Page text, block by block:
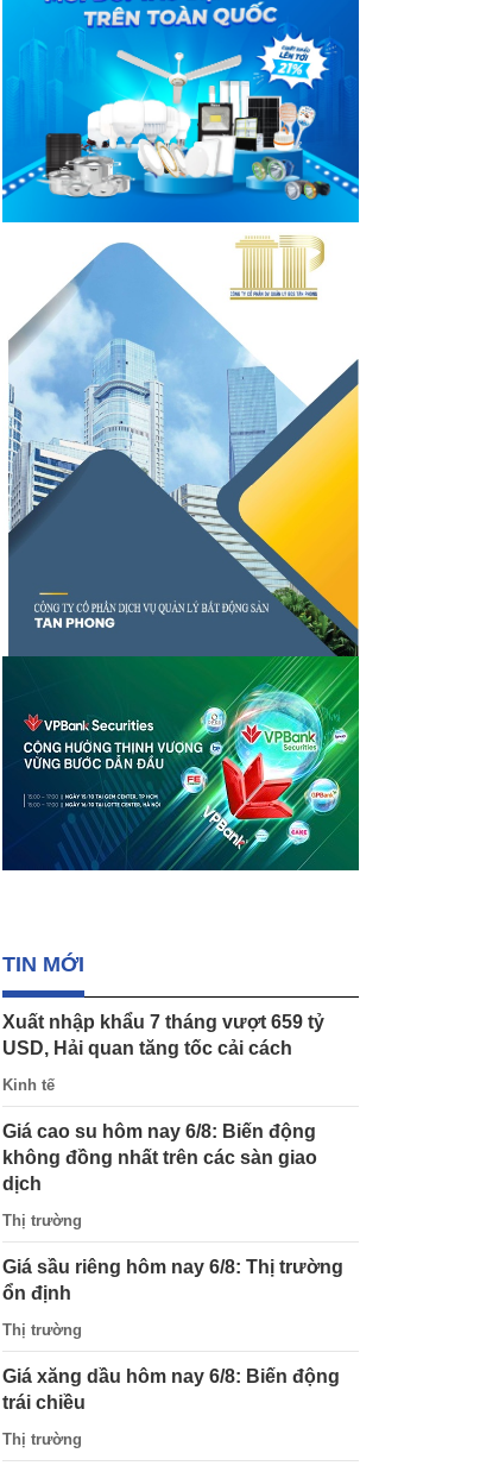
TIN MỚI
Xuất nhập khẩu 7 tháng vượt 659 tỷ
USD, Hải quan tăng tốc cải cách
Kinh tế
Giá cao su hôm nay 6/8: Biến động
không đồng nhất trên các sàn giao
dịch
Thị trường
Giá sầu riêng hôm nay 6/8: Thị trường
ổn định
Thị trường
Giá xăng dầu hôm nay 6/8: Biến động
trái chiều
Thị trường